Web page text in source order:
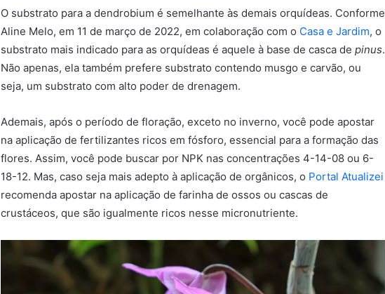
O substrato para a dendrobium é semelhante às demais orquídeas. Conforme
Aline Melo, em 11 de março de 2022, em colaboração com o Casa e Jardim, o
substrato mais indicado para as orquídeas é aquele à base de casca de pinus.
Não apenas, ela também prefere substrato contendo musgo e carvão, ou
seja, um substrato com alto poder de drenagem.
Ademais, após o período de floração, exceto no inverno, você pode apostar
na aplicação de fertilizantes ricos em fósforo, essencial para a formação das
flores. Assim, você pode buscar por NPK nas concentrações 4-14-08 ou 6-
18-12. Mas, caso seja mais adepto à aplicação de orgânicos, o Portal Atualizei
recomenda apostar na aplicação de farinha de ossos ou cascas de
crustáceos, que são igualmente ricos nesse micronutriente.